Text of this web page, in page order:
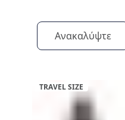
Ανακαλύψτε
TRAVEL SIZE